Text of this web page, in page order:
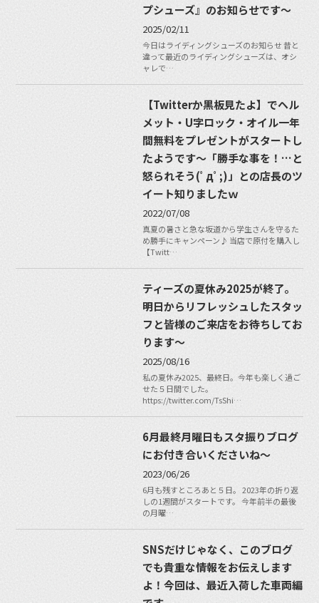
プシューズ』のお知らせです〜
2025/02/11
今日はライディングシューズのお知らせ 昔と
違って最近のライディングシューズは、オシ
ャレで…
【Twitterか黒板見たよ】でヘル
メット・U字ロック・オイル一年
間無料をプレゼントがスタートし
たようです〜「勝手な事を！…と
怒られそう(ﾟдﾟ;)」との店長のツ
イート知りましたｗ
2022/07/08
真夏の暑さと急な坂道から学生さんを守るた
め勝手にキャンペーン♪ 当店で原付を購入し
【Twitt…
ティーズの夏休み2025が終了。
明日からリフレッシュしたスタッ
フと皆様のご来店をお待ちしてお
ります〜
2025/08/16
私の夏休み2025、最終日。今年も楽しく過ご
せた５日間でした。
https://twitter.com/TsShi…
6月最終月曜日もスタ振りブログ
にお付き合いくださいね〜
2023/06/26
6月も残すところあと５日。 2023年の折り返
しの1週間がスタートです。 今年前半の最後
の月曜…
SNSだけじゃなく、このブログ
でも貴重な情報をお伝えします
よ！今回は、最近入荷した車両編